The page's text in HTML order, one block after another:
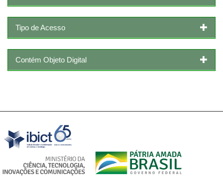
Tipo de Acesso
Contém Objeto Digital